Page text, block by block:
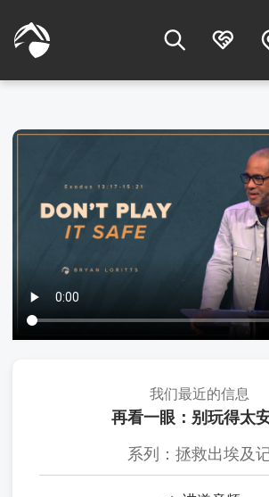
我们最近的信息
再看一眼：别玩得太
系列：拯救出埃及